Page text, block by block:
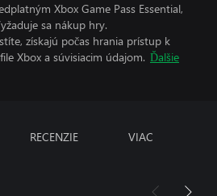
Xbox Game Pass Essential,
sa nákup hry.
získajú počas hrania prístup k
Xbox a súvisiacim údajom. Ďalšie
RECENZIE VIAC